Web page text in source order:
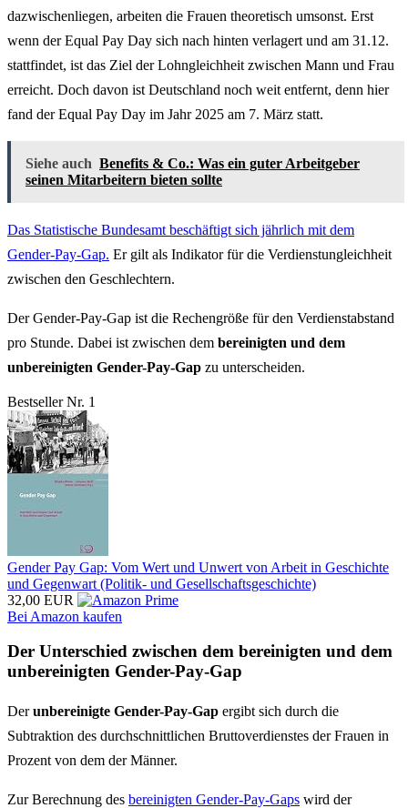
dazwischenliegen, arbeiten die Frauen theoretisch umsonst. Erst
wenn der Equal Pay Day sich nach hinten verlagert und am 31.12.
stattfindet, ist das Ziel der Lohngleichheit zwischen Mann und Frau
erreicht. Doch davon ist Deutschland noch weit entfernt, denn hier
fand der Equal Pay Day im Jahr 2025 am 7. März statt.
Siehe auch Benefits & Co.: Was ein guter Arbeitgeber
seinen Mitarbeitern bieten sollte
Das Statistische Bundesamt beschäftigt sich jährlich mit dem
Gender-Pay-Gap. Er gilt als Indikator für die Verdienstungleichheit
zwischen den Geschlechtern.
Der Gender-Pay-Gap ist die Rechengröße für den Verdienstabstand
pro Stunde. Dabei ist zwischen dem bereinigten und dem
unbereinigten Gender-Pay-Gap zu unterscheiden.
Bestseller Nr. 1
Gender Pay Gap: Vom Wert und Unwert von Arbeit in Geschichte
und Gegenwart (Politik- und Gesellschaftsgeschichte)
32,00 EUR
Bei Amazon kaufen
Der Unterschied zwischen dem bereinigten und dem
unbereinigten Gender-Pay-Gap
Derunbereinigte Gender-Pay-Gap ergibt sich durch die
Subtraktion des durchschnittlichen Bruttoverdienstes der Frauen in
Prozent von dem der Männer.
Zur Berechnung des bereinigten Gender-Pay-Gaps wird der